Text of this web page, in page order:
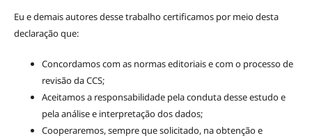
Eu e demais autores desse trabalho certificamos por meio desta
declaração que:
Concordamos com as normas editoriais e com o processo de
revisão da CCS;
Aceitamos a responsabilidade pela conduta desse estudo e
pela análise e interpretação dos dados;
Cooperaremos, sempre que solicitado, na obtenção e